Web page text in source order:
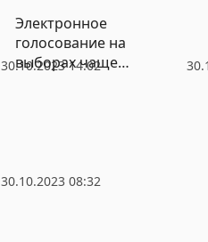
30.10.2023 14:02
Электронное
голосование на
выборах чаще
30.10.2023 08:32